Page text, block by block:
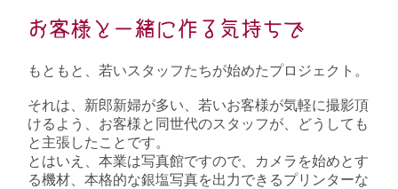
お客様と一緒に作る気持ちで
もともと、若いスタッフたちが始めたプロジェクト。
それは、新郎新婦が多い、若いお客様が気軽に撮影頂
けるよう、お客様と同世代のスタッフが、どうしても
と主張したことです。
とはいえ、本業は写真館ですので、カメラを始めとす
る機材、本格的な銀塩写真を出力できるプリンターな